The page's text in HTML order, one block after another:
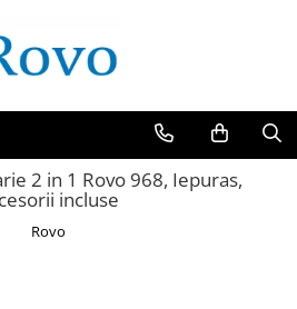
2 in 1 Rovo 968, Iepuras,
incluse
Rovo